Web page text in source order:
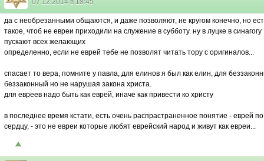
07.12.2014 в 18:45
да с необрезанными общаются, и даже позволяют, не кругом конечно, но
такое, чтоб не евреи приходили на служение в субботу. ну в луцке в синагогу
пускают всех желающих
определенно, если не еврей тебе не позволят читать тору с оригиналов...
спасает то вера, помните у павла, для елинов я был как елин, для
беззаконный но не нарушая закона христа.
для евреев надо быть как еврей, иначе как привести ко христу
в последнее время кстати, есть очень распрастраненное понятие - еврей по
сердцу, - это не евреи которые любят еврейский народ и живут как евреи...